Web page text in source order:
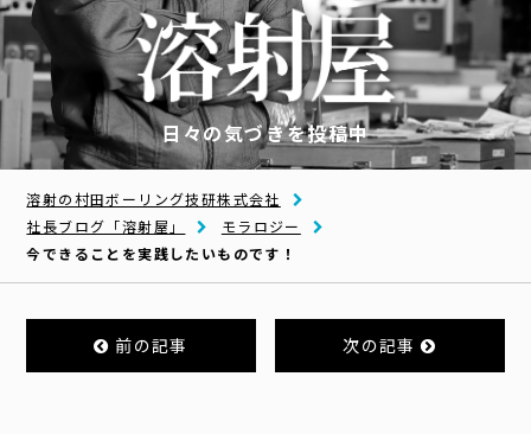
日々の気づきを投稿中
溶射の村田ボーリング技研株式会社
社長ブログ「溶射屋」
モラロジー
今できることを実践したいものです！
前の記事 次の記事